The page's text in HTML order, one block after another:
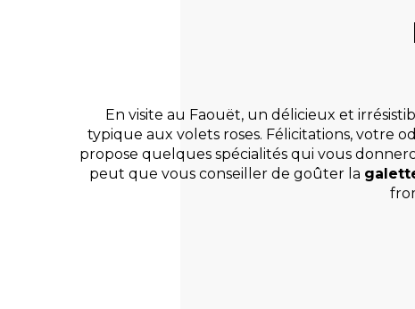
En visite au Faouët, un délicieux et
typique aux volets roses. Félicitations, votre
propose quelques spécialités qui vous
peut que vous conseiller de goûter la